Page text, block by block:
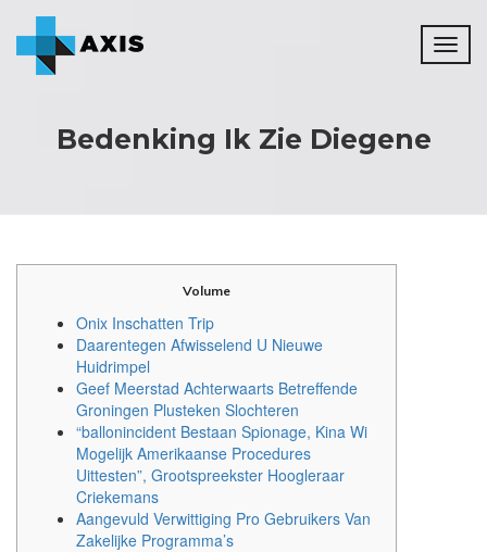
Bedenking Ik Zie Diegene
Volume
Onix Inschatten Trip
Daarentegen Afwisselend U Nieuwe
Huidrimpel
Geef Meerstad Achterwaarts Betreffende
Groningen Plusteken Slochteren
“ballonincident Bestaan Spionage, Kina Wi
Mogelijk Amerikaanse Procedures
Uittesten”, Grootspreekster Hoogleraar
Criekemans
Aangevuld Verwittiging Pro Gebruikers Van
Zakelijke Programma’s